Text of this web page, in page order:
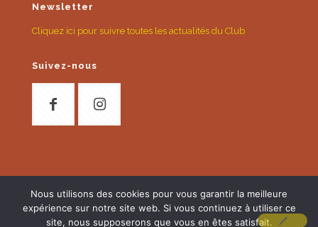
Newsletter
Cliquez ici pour suivre toutes les actualités du Club
Suivez-nous
Réalisation NEL graphisme 2026
Nous utilisons des cookies pour vous garantir la meilleure
expérience sur notre site web. Si vous continuez à utiliser ce
site, nous supposerons que vous en êtes satisfait.